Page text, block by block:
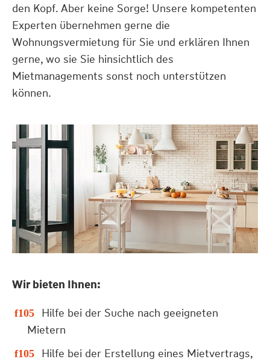
den Kopf. Aber keine Sorge! Unsere kompetenten
Experten übernehmen gerne die
Wohnungsvermietung für Sie und erklären Ihnen
gerne, wo sie Sie hinsichtlich des
Mietmanagements sonst noch unterstützen
können.
Wir bieten Ihnen:
Hilfe bei der Suche nach geeigneten
Mietern
Hilfe bei der Erstellung eines Mietvertrags,